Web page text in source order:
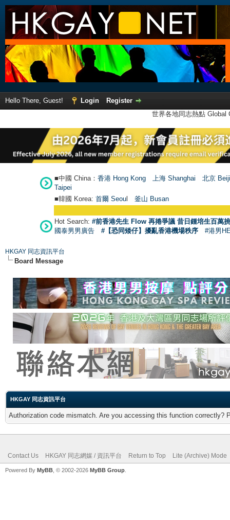
Hello There, Guest! Login
Register
世界各地同志熱點
■中國 China： 香港 Hong Kong 上海 Shanghai
北京
Taipei
■韓國 Korea: 首爾 Seoul 釜山 Busan
Hot Search: #前香港先生 Flow 再捲爭議 昔日鍾培生百萬
國泰男男廣告
#【恐同矮仔】擾亂香港機場秩序 #港男
HKGAY 同志資訊平台
Board Message
HKGAY 同志資訊平台
Authorization code mismatch. Are you accessing this function correctly?
Contact Us HKGAY 同志網媒 / 資訊平台 Return to Top Lite (Archive) Mode
Powered By MyBB , © 2002-2026 MyBB Group